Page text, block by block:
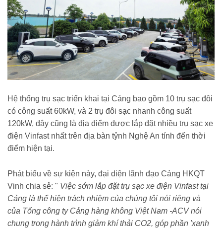
Hệ thống trụ sạc triển khai tại Cảng bao gồm 10 trụ sạc đôi
có công suất 60kW, và 2 trụ đôi sạc nhanh công suất
120kW, đây cũng là địa điểm được lắp đặt nhiều trụ sạc xe
điện Vinfast nhất trên địa bàn tỷnh Nghệ An tính đến thời
điểm hiện tại.
Phát biểu về sự kiện này, đại diện lãnh đạo Cảng HKQT
Vinh chia sẻ: " Việc sớm lắp đặt trụ sạc xe điện Vinfast tại
Cảng là thể hiện trách nhiệm của chúng tôi nói riêng và
của Tổng công ty Cảng hàng không Việt Nam -ACV nói
chung trong hành trình giảm khí thải CO2, góp phần 'xanh